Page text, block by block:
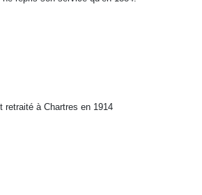
retraité à Chartres en 1914